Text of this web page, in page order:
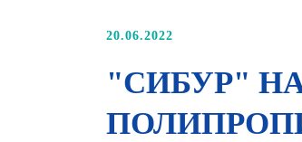
20.06.2022
"СИБУР"